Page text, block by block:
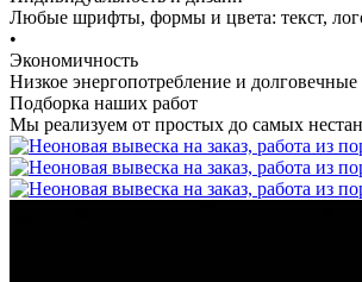
Любые шрифты, формы и цвета: текст,
•
Экономичность
Низкое энергопотребление и
Подборка наших работ
Мы реализуем от простых до самых